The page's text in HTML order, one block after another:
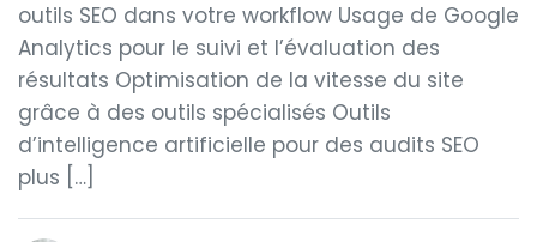
outils SEO dans votre workflow Usage de Google
Analytics pour le suivi et l’évaluation des
résultats Optimisation de la vitesse du site
grâce à des outils spécialisés Outils
d’intelligence artificielle pour des audits SEO
plus […]